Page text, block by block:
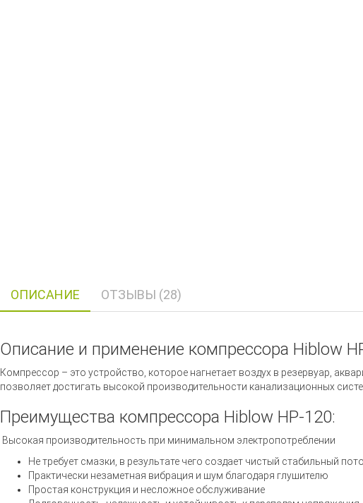
ОПИСАНИЕ ОТЗЫВЫ (28)
Описание и применение компрессора Hiblow
Компрессор – это устройство, которое нагнетает воздух в резервуар,
позволяет достигать высокой производительности канализационных
Преимущества компрессора Hiblow HP-120:
Высокая производительность при минимальном электропотреблении
Не требует смазки, в результате чего создает чистый стабильный
Практически незаметная вибрация и шум благодаря глушителю
Простая конструкция и несложное обслуживание